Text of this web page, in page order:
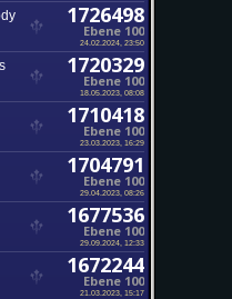
1726498
Ebene 100
24.02.2024, 23:50
1720329
Ebene 100
18.05.2023, 08:08
1710418
Ebene 100
23.03.2023, 16:29
1704791
Ebene 100
29.04.2023, 08:26
1677536
Ebene 100
29.09.2024, 12:33
1672244
Ebene 100
21.03.2023, 15:17